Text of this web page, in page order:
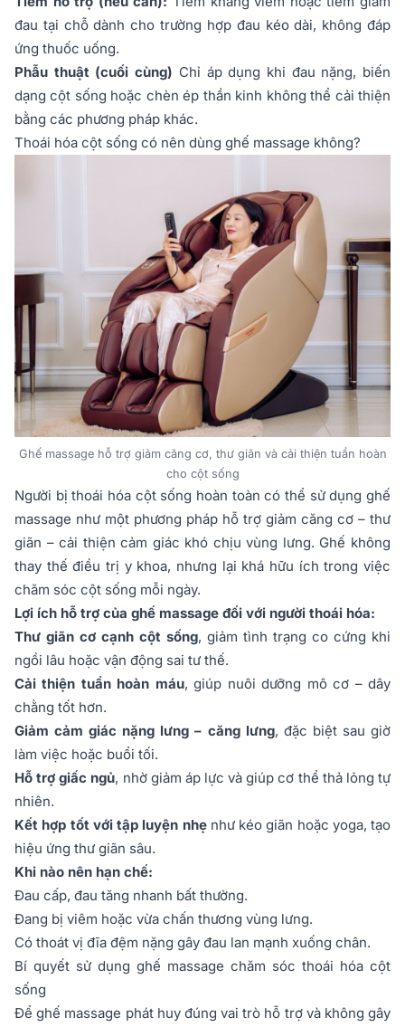
đau tại chỗ dành cho trường hợp đau kéo dài, không đáp
ứng thuốc uống.
Phẫu thuật (cuối cùng) Chỉ áp dụng khi đau nặng, biến
dạng cột sống hoặc chèn ép thần kinh không thể cải thiện
bằng các phương pháp khác.
Thoái hóa cột sống có nên dùng ghế massage không?
Ghế massage hỗ trợ giảm căng cơ, thư giãn và cải thiện tuần hoàn
cho cột sống
Người bị thoái hóa cột sống hoàn toàn có thể sử dụng ghế
massage như một phương pháp hỗ trợ giảm căng cơ – thư
giãn – cải thiện cảm giác khó chịu vùng lưng. Ghế không
thay thế điều trị y khoa, nhưng lại khá hữu ích trong việc
chăm sóc cột sống mỗi ngày.
Lợi ích hỗ trợ của ghế massage đối với người thoái hóa:
Thư giãn cơ cạnh cột sống, giảm tình trạng co cứng khi
ngồi lâu hoặc vận động sai tư thế.
Cải thiện tuần hoàn máu, giúp nuôi dưỡng mô cơ – dây
chằng tốt hơn.
Giảm cảm giác nặng lưng – căng lưng, đặc biệt sau giờ
làm việc hoặc buổi tối.
Hỗ trợ giấc ngủ, nhờ giảm áp lực và giúp cơ thể thả lỏng tự
nhiên.
Kết hợp tốt với tập luyện nhẹnhư kéo giãn hoặc yoga, tạo
hiệu ứng thư giãn sâu.
Khi nào nên hạn chế:
Đau cấp, đau tăng nhanh bất thường.
Đang bị viêm hoặc vừa chấn thương vùng lưng.
Có thoát vị đĩa đệm nặng gây đau lan mạnh xuống chân.
Bí quyết sử dụng ghế massage chăm sóc thoái hóa cột
sống
Để ghế massage phát huy đúng vai trò hỗ trợ và không gây